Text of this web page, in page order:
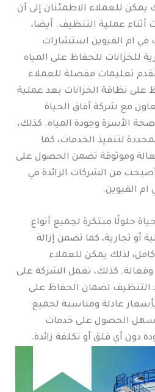
يمكن للعملاء الاطمئنان إلى أن
أثناء عملية التنظيف. أيضا،
في ام القيوين استشارات
للخزانات للحفاظ على المياه
تعليمات مفصلة للعملاء
نظافة الخزانات بعد عملية
مع شركة آفاق الحياة
الأسرة وجودة المياه. كذلك،
لتنفيذ الخدمات، كما
وموثوقة تضمن الحصول على
من الشركات الرائدة في
القيوين.
حلولًا مبتكرة لجميع أنواع
أو تجارية، كما تضمن إزالة
لذلك يمكن للعملاء
وفعالة. كذلك، تعمل الشركة على
التنظيف لضمان الحفاظ على
عادلة ومناسبة لجميع
الحصول على خدمات
دون أي قلق أو تكلفة زائدة.